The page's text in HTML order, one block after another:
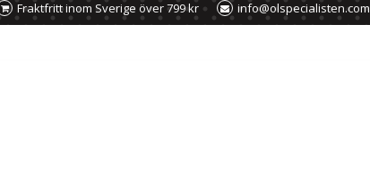
Fraktfritt inom Sverige över 799 kr info@olspecialisten.com